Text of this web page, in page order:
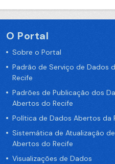
O Portal
Sobre o Portal
Padrão de Serviço de Dados
Recife
Padrões de Publicação dos
Abertos do Recife
Política de Dados Abertos da
Sistemática de Atualização
Abertos do Recife
Visualizações de Dados